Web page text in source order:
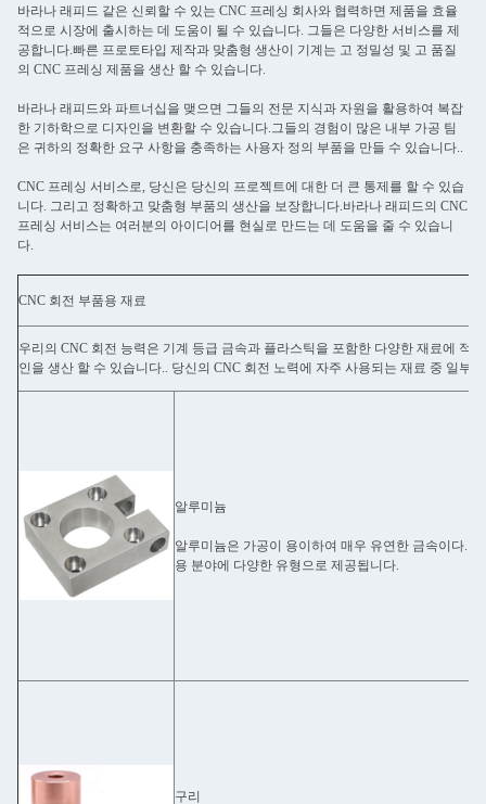
바라나 래피드 같은 신뢰할 수 있는 CNC 프레싱 회사와 협력하면 제품을 효율
적으로 시장에 출시하는 데 도움이 될 수 있습니다. 그들은 다양한 서비스를 제
공합니다.빠른 프로토타입 제작과 맞춤형 생산이 기계는 고 정밀성 및 고 품질
의 CNC 프레싱 제품을 생산 할 수 있습니다.
바라나 래피드와 파트너십을 맺으면 그들의 전문 지식과 자원을 활용하여 복잡
한 기하학으로 디자인을 변환할 수 있습니다.그들의 경험이 많은 내부 가공 팀
은 귀하의 정확한 요구 사항을 충족하는 사용자 정의 부품을 만들 수 있습니다..
CNC 프레싱 서비스로, 당신은 당신의 프로젝트에 대한 더 큰 통제를 할 수 있습
니다. 그리고 정확하고 맞춤형 부품의 생산을 보장합니다.바라나 래피드의 CNC
프레싱 서비스는 여러분의 아이디어를 현실로 만드는 데 도움을 줄 수 있습니
다.
CNC 회전 부품용 재료
우리의 CNC 회전 능력은 기계 등급 금속과 플라스틱을 포함한 다양한 재료에
인을 생산 할 수 있습니다.. 당신의 CNC 회전 노력에 자주 사용되는 재료 중 일부
알루미늄
알루미늄은 가공이 용이하여 매우 유연한 금속이다.
용 분야에 다양한 유형으로 제공됩니다.
구리